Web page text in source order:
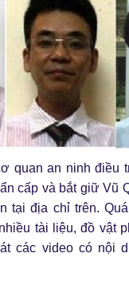
quan an ninh điều
cấp và bắt giữ Vũ
tại địa chỉ trên.
tài liệu, đồ vật
các video có nội